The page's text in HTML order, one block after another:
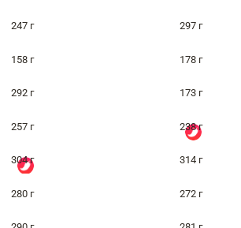
247 г 297 г
158 г 178 г
292 г 173 г
257 г 238 г
304 г 314 г
280 г 272 г